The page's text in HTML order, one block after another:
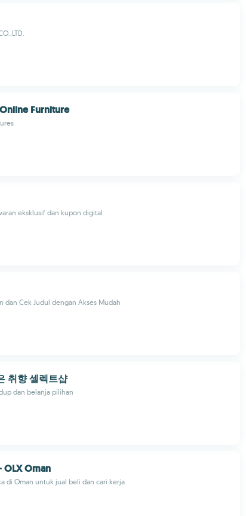
Furniture
eksklusif dan kupon digital
dan Cek Judul dengan Akses Mudah
취향 셀렉트샵
dan belanja pilihan
OLX Oman
di Oman untuk jual beli dan cari kerja